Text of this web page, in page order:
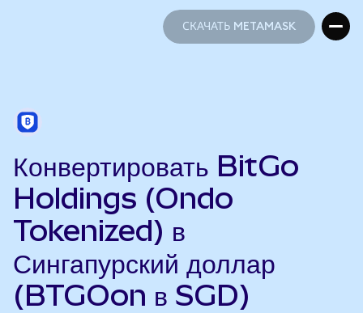
СКАЧАТЬ METAMASK
Конвертировать BitGo
Holdings (Ondo
Tokenized) в
Сингапурский доллар
(BTGOon в SGD)